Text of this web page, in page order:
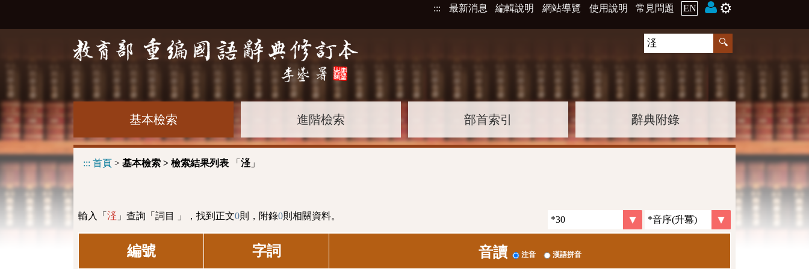
::: 最新消息 編輯說明 網站導覽 使用說明 常見問題 EN ⚙️
基本檢索 進階檢索 部首索引 辭典附錄
::: 首頁 > 基本檢索 > 檢索結果列表 「 㳗 」
輸入「 㳗 」查詢「詞目 」，找到正文0則，附錄0則相關資料。
編號 字詞 音讀 注音 漢語拼音